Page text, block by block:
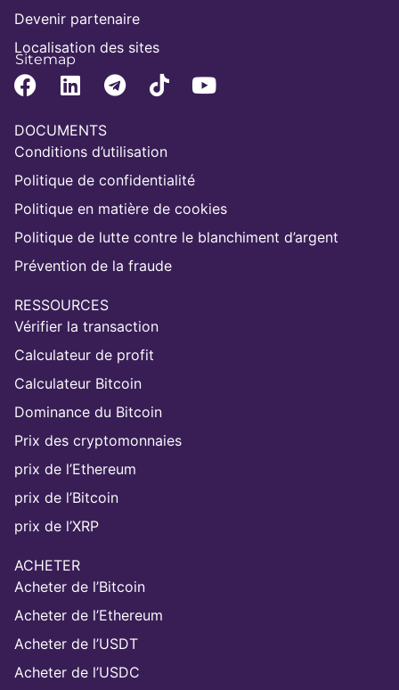
Devenir partenaire
Localisation des sites
Sitemap
DOCUMENTS
Conditions d’utilisation
Politique de confidentialité
Politique en matière de cookies
Politique de lutte contre le blanchiment d’argent
Prévention de la fraude
RESSOURCES
Vérifier la transaction
Calculateur de profit
Calculateur Bitcoin
Dominance du Bitcoin
Prix des cryptomonnaies
prix de l’Ethereum
prix de l’Bitcoin
prix de l’XRP
ACHETER
Acheter de l’Bitcoin
Acheter de l’Ethereum
Acheter de l’USDT
Acheter de l’USDC